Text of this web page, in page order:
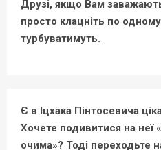
Друзі, якщо Вам
просто клацніть по
турбуватимуть.
Є в Іцхака Пінтосевича
Хочете подивитися на
очима»? Тоді переходьте